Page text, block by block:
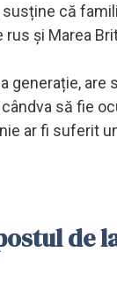
susține că
și Marea
generație,
să fie
ar fi suferit
de